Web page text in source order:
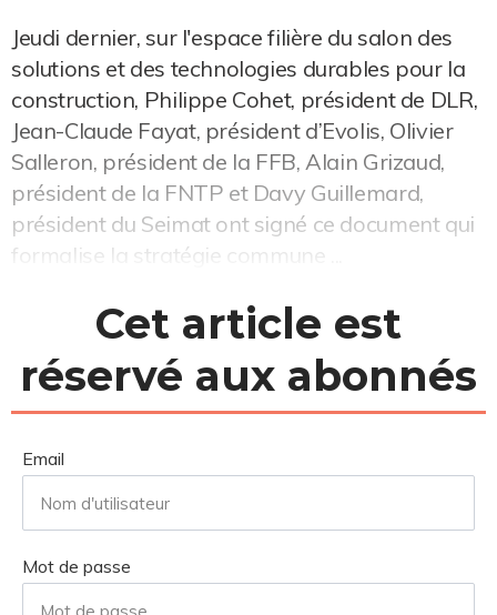
Jeudi dernier, sur l'espace filière du salon des
solutions et des technologies durables pour la
construction, Philippe Cohet, président de DLR,
Jean-Claude Fayat, président d’Evolis, Olivier
Salleron, président de la FFB, Alain Grizaud,
président de la FNTP et Davy Guillemard,
président du Seimat ont signé ce document qui
formalise la stratégie commune ...
Cet article est
réservé aux abonnés
Email
Mot de passe